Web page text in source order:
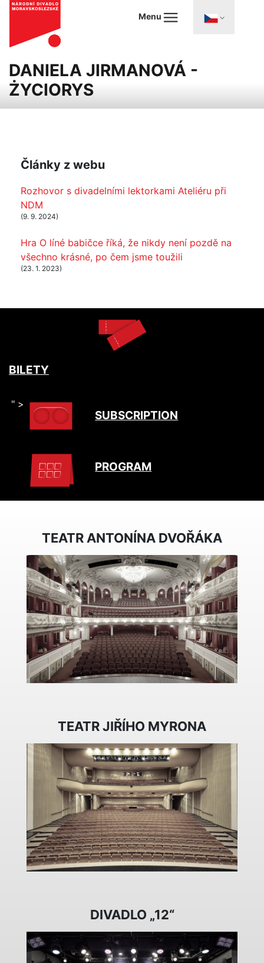
Menu
DANIELA JIRMANOVÁ -
ŻYCIORYS
Články z webu
Rozhovor s divadelními lektorkami Ateliéru při
NDM
(9. 9. 2024)
Hra O líné babičce říká, že nikdy není pozdě na
všechno krásné, po čem jsme toužili
(23. 1. 2023)
BILETY
" >
SUBSCRIPTION
PROGRAM
TEATR ANTONÍNA DVOŘÁKA
TEATR JIŘÍHO MYRONA
DIVADLO „12“